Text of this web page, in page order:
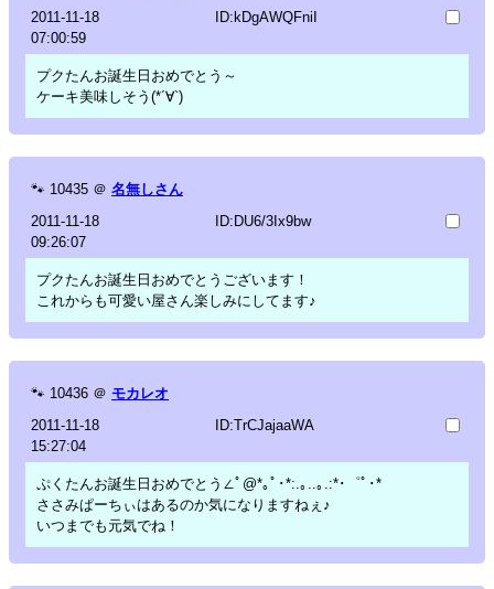
2011-11-18
07:00:59
ID:kDgAWQFniI
プクたんお誕生日おめでとう～
ケーキ美味しそう(*´∀`)
🐾 10435 ＠ 名無しさん
2011-11-18
09:26:07
ID:DU6/3Ix9bw
プクたんお誕生日おめでとうございます！
これからも可愛い屋さん楽しみにしてます♪
🐾 10436 ＠ モカレオ
2011-11-18
15:27:04
ID:TrCJajaaWA
ぷくたんお誕生日おめでとう∠ﾟ@*｡ﾟ･*:.｡..｡.:*･゜ﾟ･*
ささみぱーちぃはあるのか気になりますねぇ♪
いつまでも元気でね！